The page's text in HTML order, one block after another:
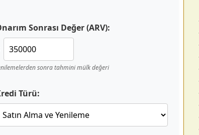
Sonrası Değer (ARV):
sonra tahmini mülk değeri
Türü: